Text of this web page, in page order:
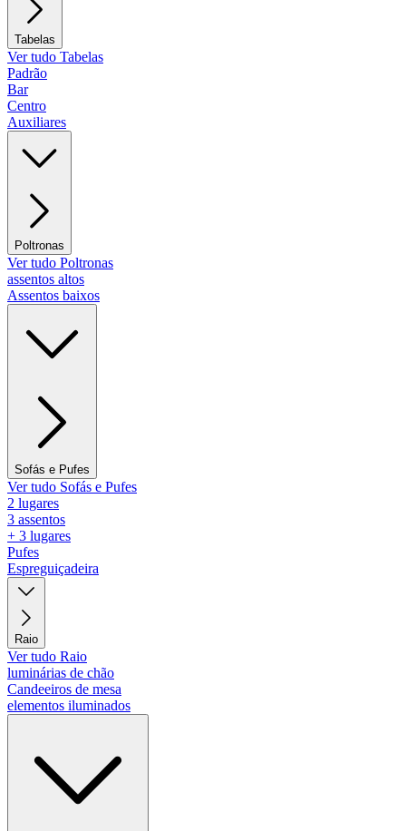
Tabelas
Ver tudo Tabelas
Padrão
Bar
Centro
Auxiliares
Poltronas
Ver tudo Poltronas
assentos altos
Assentos baixos
Sofás e Pufes
Ver tudo Sofás e Pufes
2 lugares
3 assentos
+ 3 lugares
Pufes
Espreguiçadeira
Raio
Ver tudo Raio
luminárias de chão
Candeeiros de mesa
elementos iluminados